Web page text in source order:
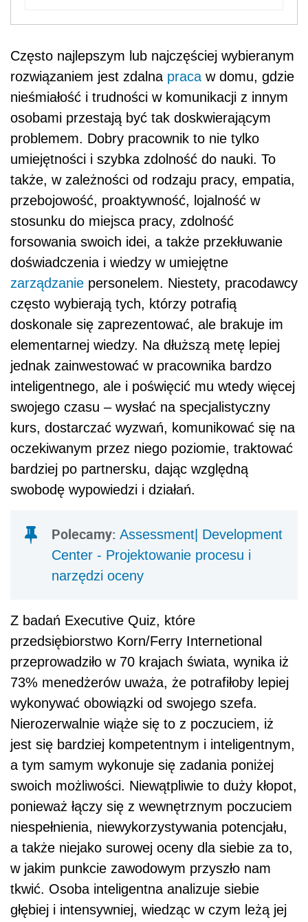
Często najlepszym lub najczęściej wybieranym
rozwiązaniem jest zdalna praca w domu, gdzie
nieśmiałość i trudności w komunikacji z innym
osobami przestają być tak doskwierającym
problemem. Dobry pracownik to nie tylko
umiejętności i szybka zdolność do nauki. To
także, w zależności od rodzaju pracy, empatia,
przebojowość, proaktywność, lojalność w
stosunku do miejsca pracy, zdolność
forsowania swoich idei, a także przekłuwanie
doświadczenia i wiedzy w umiejętne
zarządzanie personelem. Niestety, pracodawcy
często wybierają tych, którzy potrafią
doskonale się zaprezentować, ale brakuje im
elementarnej wiedzy. Na dłuższą metę lepiej
jednak zainwestować w pracownika bardzo
inteligentnego, ale i poświęcić mu wtedy więcej
swojego czasu – wysłać na specjalistyczny
kurs, dostarczać wyzwań, komunikować się na
oczekiwanym przez niego poziomie, traktować
bardziej po partnersku, dając względną
swobodę wypowiedzi i działań.
Polecamy: Assessment| Development
Center - Projektowanie procesu i
narzędzi oceny
Z badań Executive Quiz, które
przedsiębiorstwo Korn/Ferry Internetional
przeprowadziło w 70 krajach świata, wynika iż
73% menedżerów uważa, że potrafiłoby lepiej
wykonywać obowiązki od swojego szefa.
Nierozerwalnie wiąże się to z poczuciem, iż
jest się bardziej kompetentnym i inteligentnym,
a tym samym wykonuje się zadania poniżej
swoich możliwości. Niewątpliwie to duży kłopot,
ponieważ łączy się z wewnętrznym poczuciem
niespełnienia, niewykorzystywania potencjału,
a także niejako surowej oceny dla siebie za to,
w jakim punkcie zawodowym przyszło nam
tkwić. Osoba inteligentna analizuje siebie
głębiej i intensywniej, wiedząc w czym leżą jej